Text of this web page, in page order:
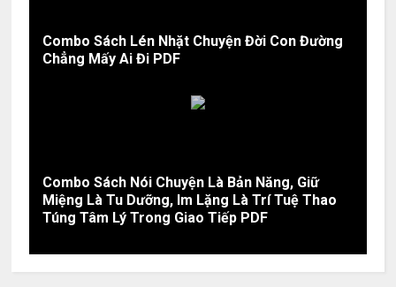
Combo Sách Lén Nhặt Chuyện Đời Con Đường
Chẳng Mấy Ai Đi PDF
Combo Sách Nói Chuyện Là Bản Năng, Giữ
Miệng Là Tu Dưỡng, Im Lặng Là Trí Tuệ Thao
Túng Tâm Lý Trong Giao Tiếp PDF